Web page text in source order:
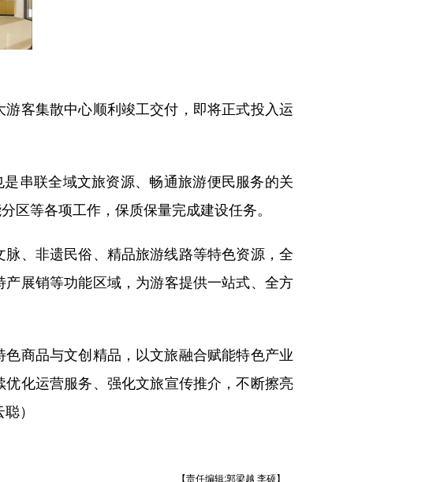
客集散中心顺利竣工交付，即将正式投入运
串联全域文旅资源、畅通旅游便民服务的关
等各项工作，保质保量完成建设任务。
、非遗民俗、精品旅游线路等特色资源，全
展销等功能区域，为游客提供一站式、全方
商品与文创精品，以文旅融合赋能特色产业
化运营服务、强化文旅宣传推介，不断擦亮
）
【责任编辑:郭梁越 李硕】